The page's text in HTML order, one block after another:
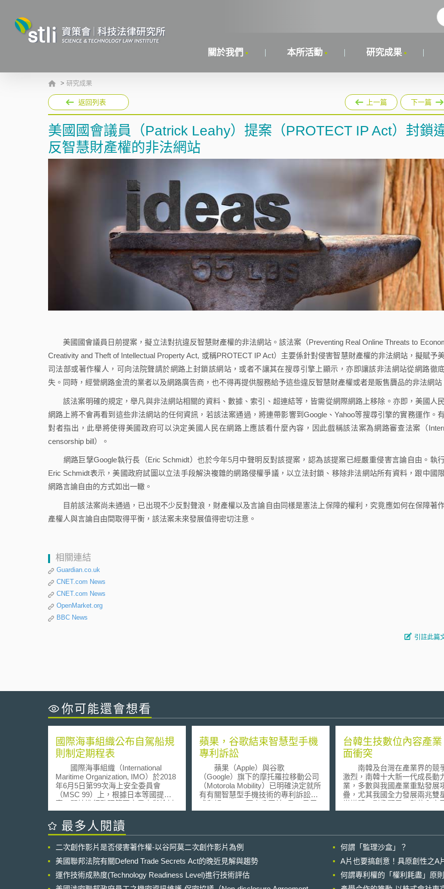
關於我們 本所活動 研究成果
> 研究成果
返回列表 上一篇 下一篇
美國國會議員（Patrick Leahy）提案（PROTECT IP Act）封鎖
反智慧財產權的非法網站
美國國會議員日前提案，擬立法對抗違反智慧財產權的非法網站。該法案（Preventing Real Online Threats to
Creativity and Theft of Intellectual Property Act, 或稱PROTECT IP Act）主要係針對侵害智慧財產權的非法網站，擬賦予
司法部或著作權人，可向法院聲請於網路上封鎖該網站，或者不讓其在搜尋引擎上顯示，亦即讓該非法網站從網路徹
失。同時，經營網路金流的業者以及網路廣告商，也不得再提供服務給予這些違反智慧財產權或者是販售贗品的非法網站
該法案明確的規定，舉凡與非法網站相關的資料、數據、索引、超連結等，皆需從網際網路上移除。亦即，美國人
網路上將不會再看到這些非法網站的任何資訊，若該法案通過，將連帶影響到Google、Yahoo等搜尋引擎的實務運作。
對者指出，此舉將使得美國政府可以決定美國人民在網路上應該看什麼內容，因此戲稱該法案為網路審查法案（
censorship bill）。
網路巨擘Google執行長（Eric Schmidt）也於今年5月中聲明反對該提案，認為該提案已經嚴重侵害言論自由。執
Eric Schmidt表示，美國政府試圖以立法手段解決複雜的網路侵權爭議，以立法封鎖、移除非法網站所有資料，跟中國
網路言論自由的方式如出一轍。
目前該法案尚未通過，已出現不少反對聲浪，財產權以及言論自由同樣是憲法上保障的權利，究竟應如何在保障著
產權人與言論自由間取得平衡，該法案未來發展值得密切注意。
相關連結
Guardian.co.uk
CNET.com News
CNET.com News
OpenMarket.org
BBC News
引註此篇
你可能還會想看
國際海事組織公布自駕船規
則制定期程表
國際海事組織（International
Maritime Organization, IMO）於2018
年6月5日第99次海上安全委員會
（MSC 99）上，根據日本等國提
案，開始進行監理範圍之界定與檢討
等相關工作（Regulatory Scoping
Exercise, RSE）。於MSC 99之會議
上，IMO已暫定自駕船之定義與自動
日於英國倫敦召開之MSC 100會議上
進一步確定RSE框架，公布自駕船規
則之制定期程表，具體措施將分為兩
階段實行。第一階段預計在2019年9
月前釐清可能妨礙自駕船航行，或者
蘋果，谷歌結束智慧型手機
專利訴訟
蘋果（Apple）與谷歌
（Google）旗下的摩托羅拉移動公司
（Motorola Mobility）已明確決定就所
有有關智慧型手機技術的專利訴訟達
成和解。 兩家公司於5月16日周
五共同聲明，此次和解並未包含專利
Android軟體技術製造手機的公司，已
經在全球提出許多類似的訴訟，以保
護自己的技術。蘋果認為Android手機
所使用谷歌軟體技術，複製於iPhone
手機。 依據兩家公司提出的申
台韓生技數位內容產
面衝突
南韓及台灣在產業界的競
激烈，南韓十大新一代成長動
業，多數與我國產業重點發展
疊，尤其我國全力發展兩兆雙
半導體、影像顯示、數位內容
產業及近期政府大力推動第三
成長動力產業，包括生物科技
電視／廣播、影像顯示、智慧
人、未來型汽車、新一代半導
一代行動通信、智慧型家庭網
位內容／軟體產業、新一代電
最多人閱讀
二次創作影片是否侵害著作權-以谷阿莫二次創作影片為例
何謂「監理沙盒」？
美國聯邦法院有關Defend Trade Secrets Act的晚近見解與趨勢
A片也要搞創意！具原創性之A
運作技術成熟度(Technology Readiness Level)進行技術評估
何謂專利權的「權利耗盡」原